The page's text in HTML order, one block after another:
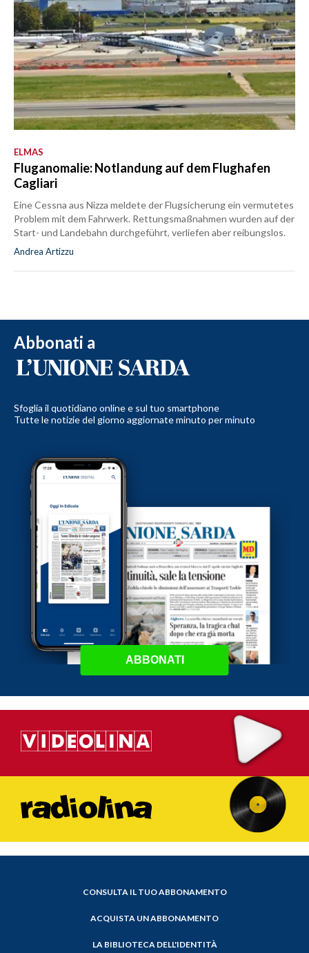
ELMAS
Fluganomalie: Notlandung auf dem Flughafen
Cagliari
Eine Cessna aus Nizza meldete der Flugsicherung ein vermutetes
Problem mit dem Fahrwerk. Rettungsmaßnahmen wurden auf der
Start- und Landebahn durchgeführt, verliefen aber reibungslos.
Andrea Artizzu
Abbonati a
Sfoglia il quotidiano online e sul tuo smartphone
Tutte le notizie del giorno aggiornate minuto per minuto
ABBONATI
CONSULTA IL TUO ABBONAMENTO
ACQUISTA UN ABBONAMENTO
LA BIBLIOTECA DELL'IDENTITÀ